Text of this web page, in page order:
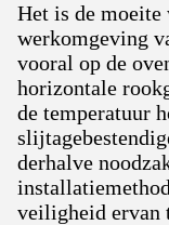
Het is de moeite
werkomgeving
vooral op de
horizontale
de temperatuur
derhalve
veiligheid ervan